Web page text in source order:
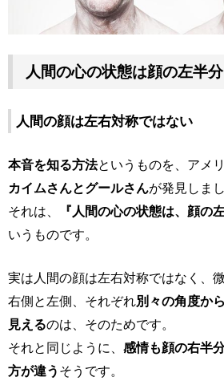
人間の心の状態は顔の左半
人間の顔は左右対称ではない
本音を知る方法というものを、アメ
カイムさんとグールさんが発見しまし
それは、
『人間の心の状態は、顔の
いうものです。
実は人間の顔は左右対称ではなく、
右側と左側、それぞれ別々の角度か
見えるのは、そのためです。
それと同じように、 感情も顔の右半
方が違う そうです。